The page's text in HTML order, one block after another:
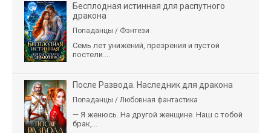
Бесплодная истинная для распутного
дракона
Попаданцы / Фэнтези
Семь лет унижений, презрения и пустой
постели....
После Развода. Наследник для дракона
Попаданцы / Любовная фантастика
— Я женюсь. На другой женщине. Наш с тобой
брак,...